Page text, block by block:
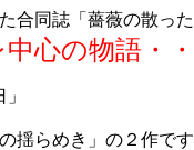
合同誌「薔薇の散っ
心の物語・
揺らめき」の２作で